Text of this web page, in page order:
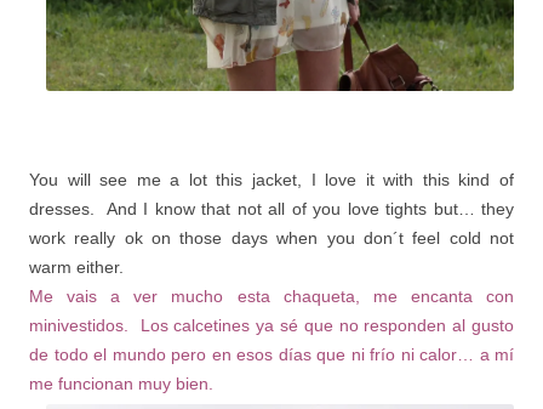
You will see me a lot this jacket, I love it with this kind of
dresses. And I know that not all of you love tights but… they
work really ok on those days when you don´t feel cold not
warm either.
Me vais a ver mucho esta chaqueta, me encanta con
minivestidos. Los calcetines ya sé que no responden al gusto
de todo el mundo pero en esos días que ni frío ni calor… a mí
me funcionan muy bien.